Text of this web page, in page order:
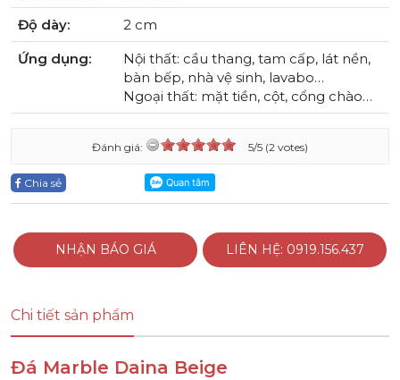
Độ dày:
2 cm
Ứng dụng:
Nội thất: cầu thang, tam cấp, lát nền,
bàn bếp, nhà vệ sinh, lavabo…
Ngoại thất: mặt tiền, cột, cổng chào…
Đánh giá: 5/5 (2 votes)
Chia sẻ
NHẬN BÁO GIÁ LIÊN HỆ: 0919.156.437
Chi tiết sản phẩm
Đá Marble Daina Beige